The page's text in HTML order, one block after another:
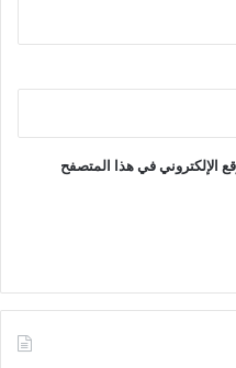
الإلكتروني في هذا المتصفح